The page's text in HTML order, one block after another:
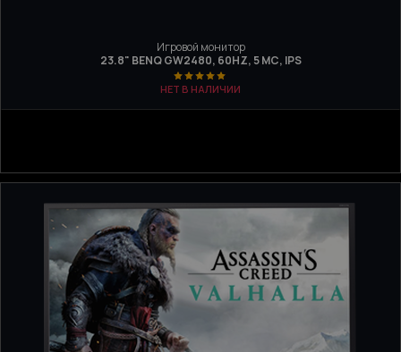
Игровой монитор
23.8" BENQ GW2480, 60HZ, 5 МС, IPS
НЕТ В НАЛИЧИИ